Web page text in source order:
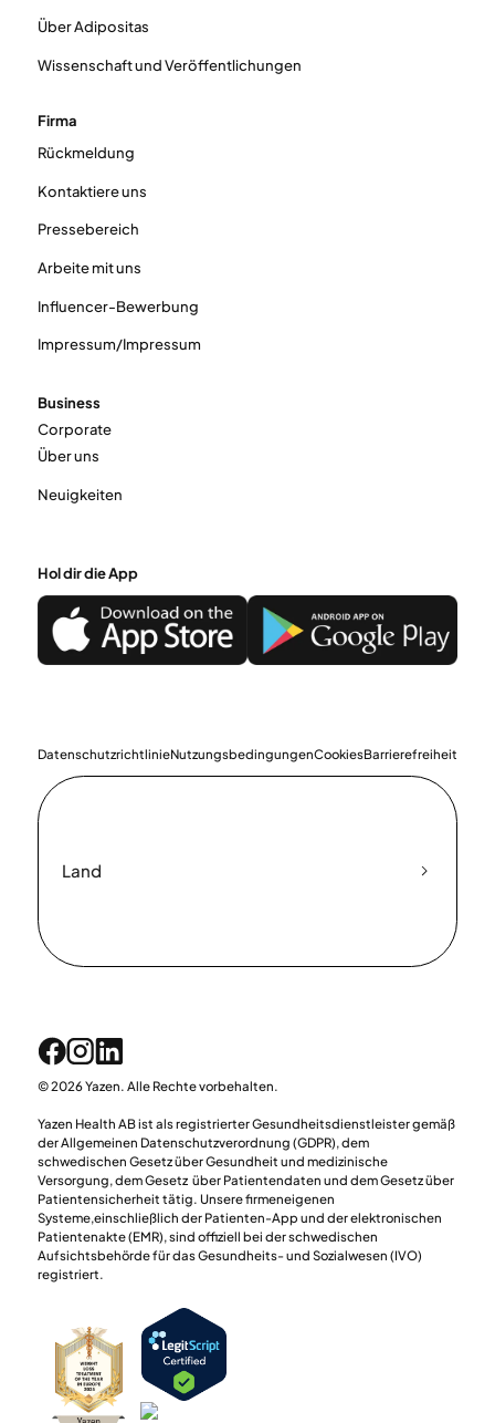
Über Adipositas
Wissenschaft und Veröffentlichungen
Firma
Rückmeldung
Kontaktiere uns
Pressebereich
Arbeite mit uns
Influencer-Bewerbung
Impressum/Impressum
Business
Corporate
Über uns
Neuigkeiten
Hol dir die App
DatenschutzrichtlinieNutzungsbedingungenCookiesBarrierefreiheit
Land
© 2026 Yazen. Alle Rechte vorbehalten.
Yazen Health AB ist als registrierter Gesundheitsdienstleister gemäß
der Allgemeinen Datenschutzverordnung (GDPR), dem
schwedischen Gesetz über Gesundheit und medizinische
Versorgung, dem Gesetz über Patientendaten und dem Gesetz über
Patientensicherheit tätig. Unsere firmeneigenen
Systeme,einschließlich der Patienten-App und der elektronischen
Patientenakte (EMR), sind offiziell bei der schwedischen
Aufsichtsbehörde für das Gesundheits- und Sozialwesen (IVO)
registriert.